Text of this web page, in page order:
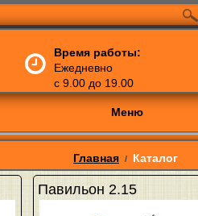
Время работы:
Ежедневно
с 9.00 до 19.00
Меню
Главная / Каталог
Павильон 2.15